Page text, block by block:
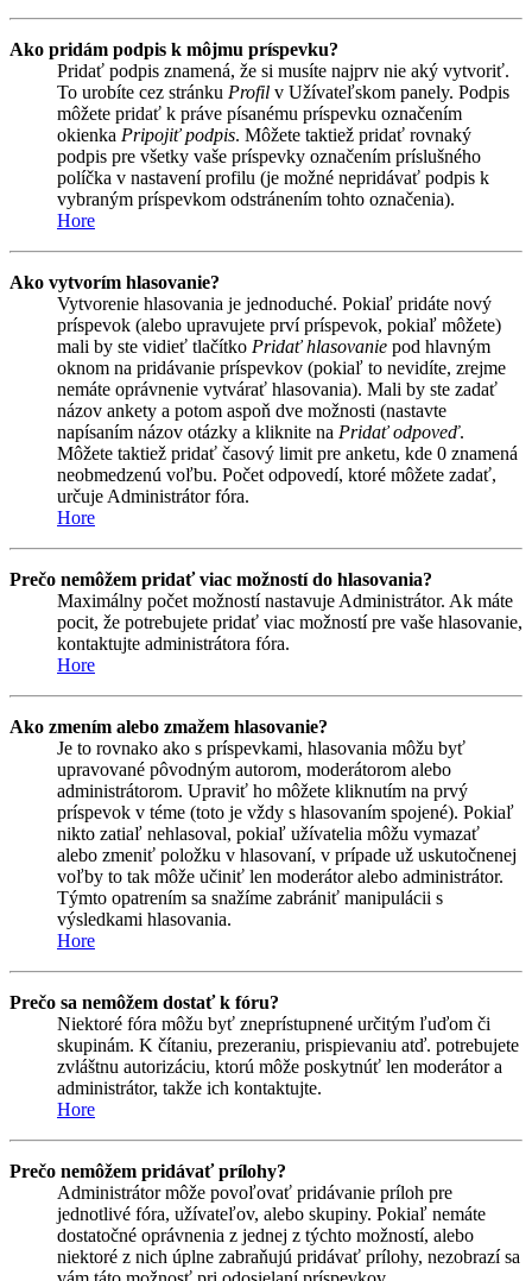
Ako pridám podpis k môjmu príspevku?
Pridať podpis znamená, že si musíte najprv nie aký vytvoriť.
To urobíte cez stránku Profil v Užívateľskom panely. Podpis
môžete pridať k práve písanému príspevku označením
okienka Pripojiť podpis. Môžete taktiež pridať rovnaký
podpis pre všetky vaše príspevky označením príslušného
políčka v nastavení profilu (je možné nepridávať podpis k
vybraným príspevkom odstránením tohto označenia).
Hore
Ako vytvorím hlasovanie?
Vytvorenie hlasovania je jednoduché. Pokiaľ pridáte nový
príspevok (alebo upravujete prví príspevok, pokiaľ môžete)
mali by ste vidieť tlačítko Pridať hlasovanie pod hlavným
oknom na pridávanie príspevkov (pokiaľ to nevidíte, zrejme
nemáte oprávnenie vytvárať hlasovania). Mali by ste zadať
názov ankety a potom aspoň dve možnosti (nastavte
napísaním názov otázky a kliknite na Pridať odpoveď.
Môžete taktiež pridať časový limit pre anketu, kde 0 znamená
neobmedzenú voľbu. Počet odpovedí, ktoré môžete zadať,
určuje Administrátor fóra.
Hore
Prečo nemôžem pridať viac možností do hlasovania?
Maximálny počet možností nastavuje Administrátor. Ak máte
pocit, že potrebujete pridať viac možností pre vaše hlasovanie,
kontaktujte administrátora fóra.
Hore
Ako zmením alebo zmažem hlasovanie?
Je to rovnako ako s príspevkami, hlasovania môžu byť
upravované pôvodným autorom, moderátorom alebo
administrátorom. Upraviť ho môžete kliknutím na prvý
príspevok v téme (toto je vždy s hlasovaním spojené). Pokiaľ
nikto zatiaľ nehlasoval, pokiaľ užívatelia môžu vymazať
alebo zmeniť položku v hlasovaní, v prípade už uskutočnenej
voľby to tak môže učiniť len moderátor alebo administrátor.
Týmto opatrením sa snažíme zabrániť manipulácii s
výsledkami hlasovania.
Hore
Prečo sa nemôžem dostať k fóru?
Niektoré fóra môžu byť zneprístupnené určitým ľuďom či
skupinám. K čítaniu, prezeraniu, prispievaniu atď. potrebujete
zvláštnu autorizáciu, ktorú môže poskytnúť len moderátor a
administrátor, takže ich kontaktujte.
Hore
Prečo nemôžem pridávať prílohy?
Administrátor môže povoľovať pridávanie príloh pre
jednotlivé fóra, užívateľov, alebo skupiny. Pokiaľ nemáte
dostatočné oprávnenia z jednej z týchto možností, alebo
niektoré z nich úplne zabraňujú pridávať prílohy, nezobrazí sa